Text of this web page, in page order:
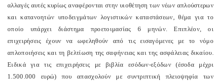
αλλαγές αυτές κυρίως αναφέρονται στην υιοθέτηση των νέων απλούστερων
και κατανοητών υποδειγμάτων λογιστικών καταστάσεων, θέμα για το
οποίο υπάρχει διάστημα προετοιμασίας 6 μηνών. Επιπλέον, οι
επιχειρήσεις έχουν να ωφεληθούν από τις εισαγόμενες με το νόμο
απλοποιήσεις και τη βελτίωση της σαφήνειας και της ασφάλειας δικαίου.
Ειδικά για τις επιχειρήσεις με βιβλία εσόδων-εξόδων (έσοδα μέχρι
1.500.000 ευρώ) που απασχολούν με συντριπτική πλειοψηφία των